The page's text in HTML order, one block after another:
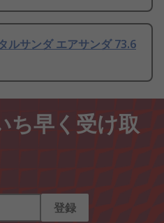
ルサンダ エアサンダ 73.6
ち早く受け取
登録